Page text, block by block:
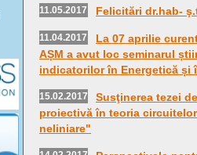
11.05.2017 Felicitări dr.hab-
11.04.2017
La 07 aprilie
AȘM a avut loc seminarul
indicatorilor în Energetică și
15.02.2017
Susţinerea tezei
proiectivă în teoria
neliniare"